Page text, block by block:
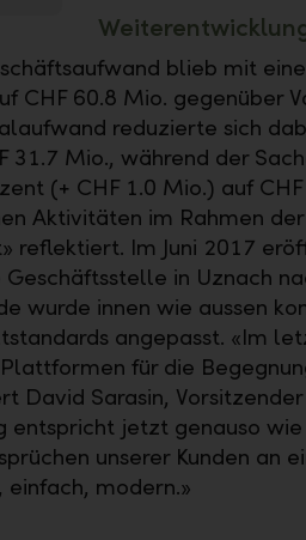
blieb mit
CHF 60.8 Mio. gegenüber
reduzierte sich
31.7 Mio., während der
(+ CHF 1.0 Mio.) auf
Aktivitäten im Rahmen
reflektiert. Im Juni 2017
Geschäftsstelle in Uznach
wurde innen wie aussen
angepasst. «Im
für die
David Sarasin,
entspricht jetzt genauso
unserer Kunden an
einfach, modern.»